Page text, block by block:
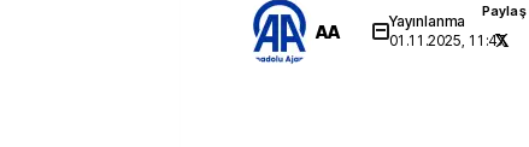
AA
Yayınlanma
01.11.2025, 11:47
Paylaş